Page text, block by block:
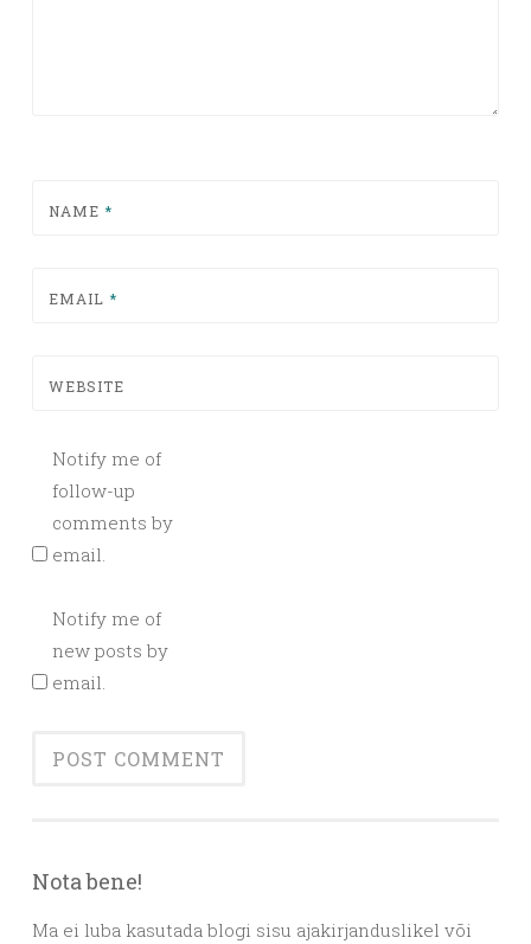
NAME *
EMAIL *
WEBSITE
Notify me of
follow-up
comments by
email.
Notify me of
new posts by
email.
Nota bene!
Ma ei luba kasutada blogi sisu ajakirjanduslikel või